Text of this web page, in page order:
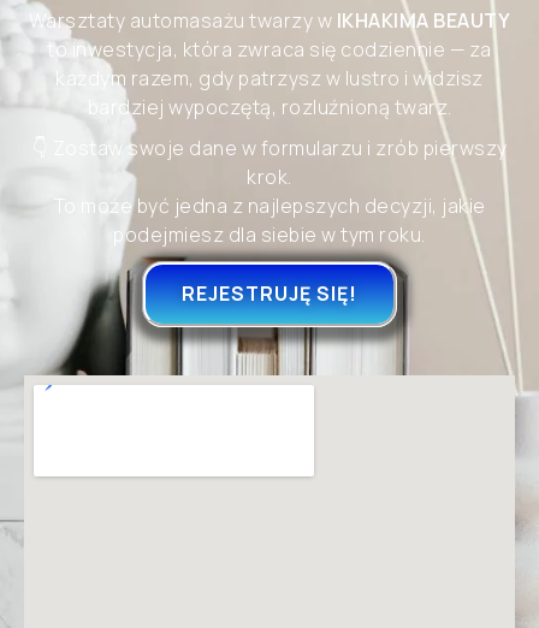
Warsztaty automasażu twarzy w IKHAKIMA BEAUTY
to inwestycja, która zwraca się codziennie — za
każdym razem, gdy patrzysz w lustro i widzisz
bardziej wypoczętą, rozluźnioną twarz.
👇 Zostaw swoje dane w formularzu i zrób pierwszy
krok.
To może być jedna z najlepszych decyzji, jakie
podejmiesz dla siebie w tym roku.
REJESTRUJĘ SIĘ!